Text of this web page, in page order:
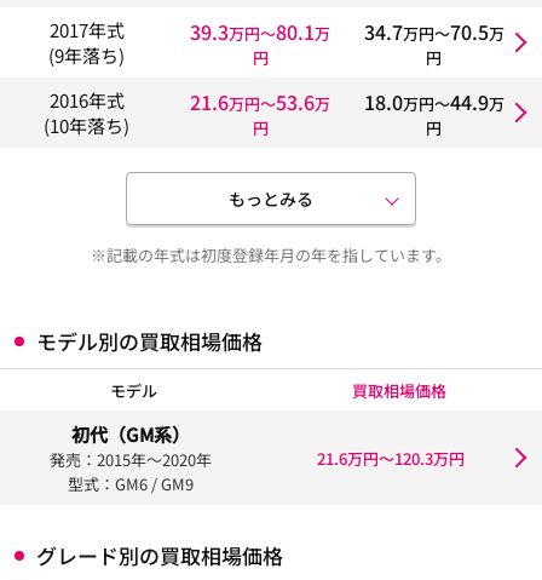
2017年式
(9年落ち)
39.3万円〜80.1万
円
34.7万円〜70.5万
円
2016年式
(10年落ち)
21.6万円〜53.6万
円
18.0万円〜44.9万
円
もっとみる
※記載の年式は初度登録年月の年を指しています。
モデル別の買取相場価格
モデル 買取相場価格
初代（GM系）
発売：2015年〜2020年
型式：GM6 / GM9
21.6万円〜120.3万円
グレード別の買取相場価格